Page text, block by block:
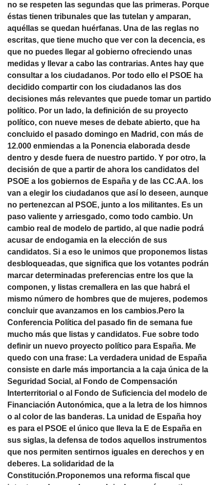
no se respeten las segundas que las primeras. Porque
éstas tienen tribunales que las tutelan y amparan,
aquéllas se quedan huérfanas. Una de las reglas no
escritas, que tiene mucho que ver con la decencia, es
que no puedes llegar al gobierno ofreciendo unas
medidas y llevar a cabo las contrarias. Antes hay que
consultar a los ciudadanos. Por todo ello el PSOE ha
decidido compartir con los ciudadanos las dos
decisiones más relevantes que puede tomar un partido
político. Por un lado, la definición de su proyecto
político, con nueve meses de debate abierto, que ha
concluido el pasado domingo en Madrid, con más de
12.000 enmiendas a la Ponencia elaborada desde
dentro y desde fuera de nuestro partido. Y por otro, la
decisión de que a partir de ahora los candidatos del
PSOE a los gobiernos de España y de las CC.AA. los
van a elegir los ciudadanos que así lo deseen, aunque
no pertenezcan al PSOE, junto a los militantes. Es un
paso valiente y arriesgado, como todo cambio. Un
cambio real de modelo de partido, al que nadie podrá
acusar de endogamia en la elección de sus
candidatos. Si a eso le unimos que proponemos listas
desbloqueadas, que significa que los votantes podrán
marcar determinadas preferencias entre los que la
componen, y listas cremallera en las que habrá el
mismo número de hombres que de mujeres, podemos
concluir que avanzamos en los cambios.Pero la
Conferencia Política del pasado fin de semana fue
mucho más que listas y candidatos. Fue sobre todo
definir un nuevo proyecto político para España. Me
quedo con una frase: La verdadera unidad de España
consiste en darle más importancia a la caja única de la
Seguridad Social, al Fondo de Compensación
Interterritorial o al Fondo de Suficiencia del modelo de
Financiación Autonómica, que a la letra de los himnos
o al color de las banderas. La unidad de España hoy
es para el PSOE el único que lleva la E de España en
sus siglas, la defensa de todos aquellos instrumentos
que nos permiten sentirnos iguales en derechos y en
deberes. La solidaridad de la
Constitución.Proponemos una reforma fiscal que